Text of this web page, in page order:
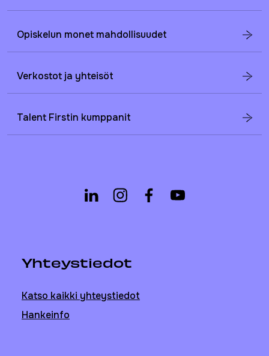
Opiskelun monet mahdollisuudet
Verkostot ja yhteisöt
Talent Firstin kumppanit
Yhteystiedot
Katso kaikki yhteystiedot
Hankeinfo